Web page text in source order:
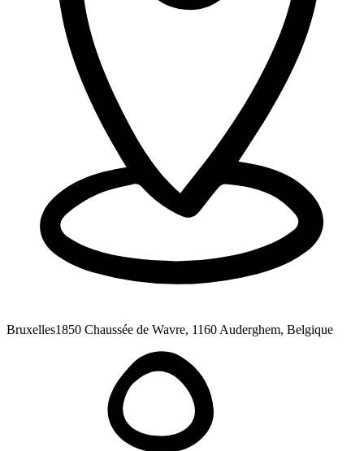
Bruxelles1850 Chaussée de Wavre, 1160 Auderghem, Belgique